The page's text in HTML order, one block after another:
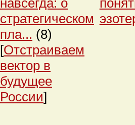
навсегда: о
стратегическом
пла... (8)
[Отстраиваем
вектор в
будущее
России]